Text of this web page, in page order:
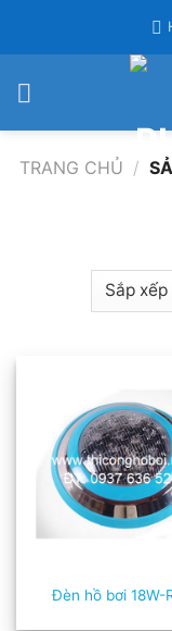
TRANG CHỦ /
Đèn hồ bơi 18W-